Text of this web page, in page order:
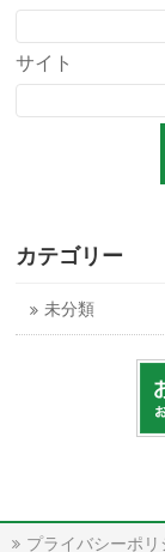
サイト
カテゴリー
未分類
プライバシーポリ